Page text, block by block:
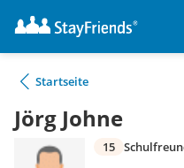
Startseite
Jörg Johne
15